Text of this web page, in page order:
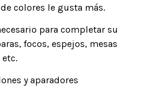
colores le gusta más.
para completar su
focos, espejos, mesas
y aparadores